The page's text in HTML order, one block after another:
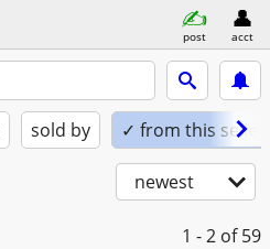
post acct
sold by ✓ from this seller
newest
1 - 2 of 59